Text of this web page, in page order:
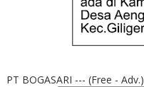
PT BOGASARI --- (Free - Adv.)